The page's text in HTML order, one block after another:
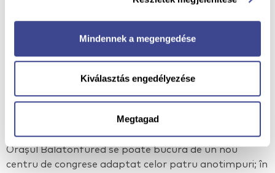
Mindennek a megengedése
Kiválasztás engedélyezése
Megtagad
Centru de congrese Balatonfüred - Proiectare și
Orașul Balatonfüred se poate bucura de un nou
centru de congrese adaptat celor patru anotimpuri; în